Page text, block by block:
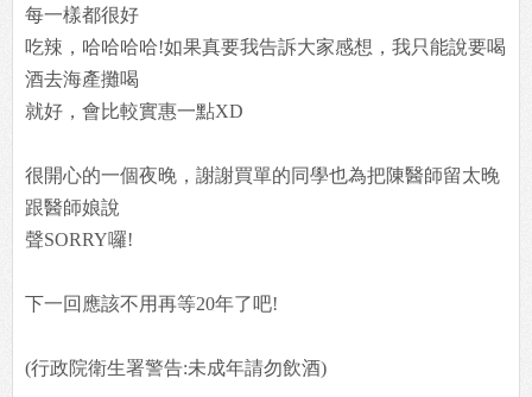
每一樣都很好
吃辣，哈哈哈哈!如果真要我告訴大家感想，我只能說要喝
酒去海產攤喝
就好，會比較實惠一點XD
很開心的一個夜晚，謝謝買單的同學也為把陳醫師留太晚
跟醫師娘說
聲SORRY囉!
下一回應該不用再等20年了吧!
(行政院衛生署警告:未成年請勿飲酒)